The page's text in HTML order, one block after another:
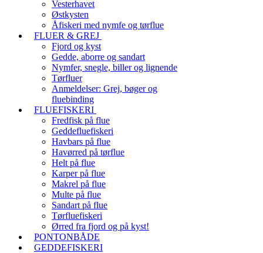
Vesterhavet
Østkysten
Åfiskeri med nymfe og tørflue
FLUER & GREJ
Fjord og kyst
Gedde, aborre og sandart
Nymfer, snegle, biller og lignende
Tørfluer
Anmeldelser: Grej, bøger og
fluebinding
FLUEFISKERI
Fredfisk på flue
Geddefluefiskeri
Havbars på flue
Havørred på tørflue
Helt på flue
Karper på flue
Makrel på flue
Multe på flue
Sandart på flue
Tørfluefiskeri
Ørred fra fjord og på kyst!
PONTONBÅDE
GEDDEFISKERI